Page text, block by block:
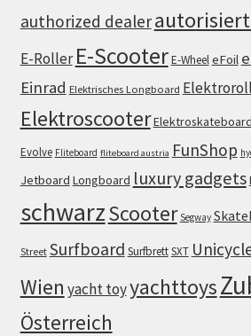
authorized dealer
E-Roller E-ScooterE-WheeleFoil
Einrad Elektrisches Longboard
ElektroscooterElektroskateboard
Evolve Fliteboard fliteboard austria FunShop
Jetboard Longboard luxury gadgets
schwarzScooter Segway
Street Surfboard SurfbrettSXT
Wien yacht toyyachttoys
Österreich